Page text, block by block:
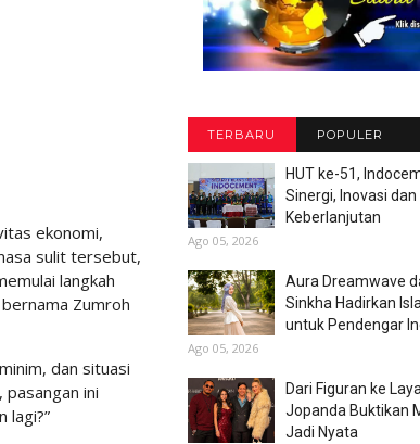
ekonomi,
sulit tersebut,
langkah
Zumroh
dan situasi
ini
lagi?”
TERBARU POPULER
HUT ke-51,
Sinergi, Inovasi
Keberlanjutan
Ago 05, 2026
Aura Dreamwave
Sinkha Hadirkan
untuk Pendengar
Ago 05, 2026
Dari Figuran ke
Jopanda Buktikan
Jadi Nyata